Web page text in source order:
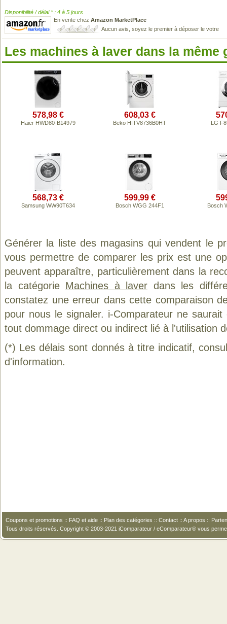
Disponibilité / délai * : 4 à 5 jours
En vente chez Amazon MarketPlace
Aucun avis, soyez le premier à déposer le votre
Les machines à laver dans la même
578,98 €
Haier HWD80-B14979
608,03 €
Beko HITV8736B0HT LG
568,73 €
Samsung WW90T634
599,99 €
Bosch WGG 244F1 Bosch
Générer la liste des magasins qui vendent le
vous permettre de comparer les prix est une
peuvent apparaître, particulièrement dans la
la catégorie Machines à laver dans les
constatez une erreur dans cette comparaison
pour nous le signaler. i-Comparateur ne
tout dommage direct ou indirect lié à l'utilisation
(*) Les délais sont donnés à titre indicatif,
d'information.
Coupons et promotions :: FAQ et aide :: Plan des catégories :: Contact :: A propos ::
Tous droits réservés. Copyright © 2003-2021 iComparateur / eComparateur® vous